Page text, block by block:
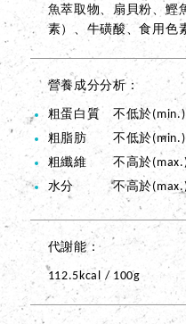
魚萃取物、扇貝粉、鰹
素）、牛磺酸、食用色
營養成分分析
粗蛋白質 不低於
粗脂肪 不低於
粗纖維 不高於
水分 不高於(max.)
代謝能
112.5kcal / 100g